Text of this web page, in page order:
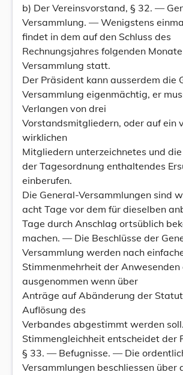
b) Der Vereinsvorstand, § 32. —
Versammlung. — Wenigstens
findet in dem auf den Schluss des
Rechnungsjahres folgenden
Versammlung statt.
Der Präsident kann ausserdem die
Versammlung eigenmächtig, er
Verlangen von drei
Vorstandsmitgliedern, oder auf ein
wirklichen
Mitgliedern unterzeichnetes und
der Tagesordnung enthaltendes
einberufen.
Die General-Versammlungen sind
acht Tage vor dem für dieselben
Tage durch Anschlag ortsüblich
machen. — Die Beschlüsse der
Versammlung werden nach
Stimmenmehrheit der Anwesenden
ausgenommen wenn über
Anträge auf Abänderung der
Auflösung des
Verbandes abgestimmt werden
Stimmengleichheit entscheidet der
§ 33. — Befugnisse. — Die
Versammlungen beschliessen über